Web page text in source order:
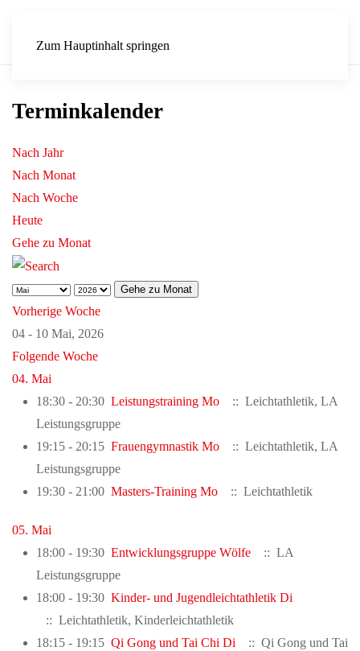
Zum Hauptinhalt springen
Terminkalender
Nach Jahr
Nach Monat
Nach Woche
Heute
Gehe zu Monat
Gehe zu Monat
Vorherige Woche
04 - 10 Mai, 2026
Folgende Woche
04. Mai
18:30 - 20:30 Leistungstraining Mo
:: Leichtathletik, LA
Leistungsgruppe
19:15 - 20:15 Frauengymnastik Mo
:: Leichtathletik, LA
Leistungsgruppe
19:30 - 21:00 Masters-Training Mo :: Leichtathletik
05. Mai
18:00 - 19:30 Entwicklungsgruppe Wölfe
:: LA
Leistungsgruppe
18:00 - 19:30 Kinder- und Jugendleichtathletik Di
:: Leichtathletik, Kinderleichtathletik
18:15 - 19:15 Qi Gong und Tai Chi Di
:: Qi Gong und Tai